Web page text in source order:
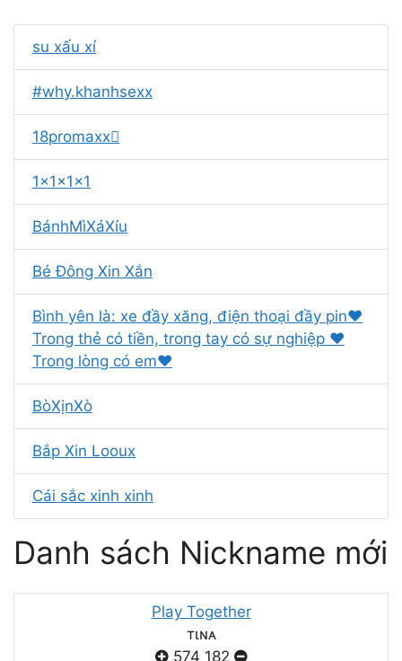
su xấu xí
#why.khanhsexx
18promaxx
1x1x1x1
BánhMìXáXíu
Bé Đông Xin Xắn
Bình yên là: xe đầy xăng, điện thoại đầy pin❤
Trong thẻ có tiền, trong tay có sự nghiệp ❤
Trong lòng có em❤
BòXịnXò
Bắp Xin Looux
Cái sắc xinh xinh
Danh sách Nickname mới
Play Together
тιɴᴀ
574 182